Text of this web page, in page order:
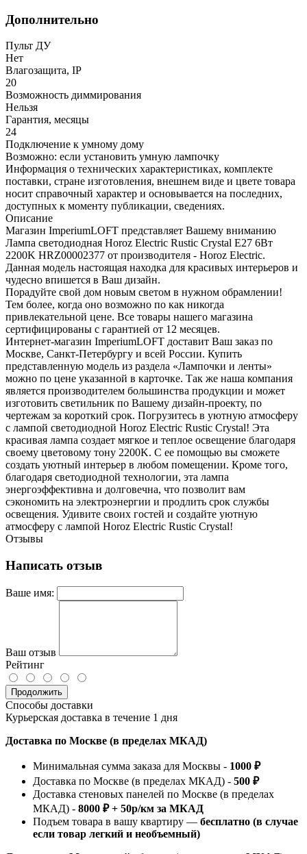
Дополнительно
Пульт ДУ
Нет
Влагозащита, IP
20
Возможность диммирования
Нельзя
Гарантия, месяцы
24
Подключение к умному дому
Возможно: если установить умную лампочку
Информация о технических характеристиках, комплекте
поставки, стране изготовления, внешнем виде и цвете товара
носит справочный характер и основывается на последних,
доступных к моменту публикации, сведениях.
Описание
Магазин ImperiumLOFT представляет Вашему вниманию
Лампа светодиодная Horoz Electric Rustic Crystal E27 6Вт
2200K HRZ00002377 от производителя - Horoz Electric.
Данная модель настоящая находка для красивых интерьеров и
чудесно впишется в Ваш дизайн.
Порадуйте свой дом новым светом в нужном обрамлении!
Тем более, когда оно возможно по как никогда
привлекательной цене. Все товары нашего магазина
сертифицированы с гарантией от 12 месяцев.
Интернет-магазин ImperiumLOFT доставит Ваш заказ по
Москве, Санкт-Петербургу и всей России. Купить
представленную модель из раздела «Лампочки и ленты»
можно по цене указанной в карточке. Так же наша компания
является производителем большинства продукции и может
изготовить светильник по Вашему дизайн-проекту, по
чертежам за короткий срок. Погрузитесь в уютную атмосферу
с лампой светодиодной Horoz Electric Rustic Crystal! Эта
красивая лампа создает мягкое и теплое освещение благодаря
своему цветовому тону 2200K. С ее помощью вы сможете
создать уютный интерьер в любом помещении. Кроме того,
благодаря светодиодной технологии, эта лампа
энергоэффективна и долговечна, что позволит вам
сэкономить на электроэнергии и продлить срок службы
освещения. Удивите своих гостей и создайте уютную
атмосферу с лампой Horoz Electric Rustic Crystal!
Отзывы
Написать отзыв
Ваше имя:
Ваш отзыв
Рейтинг
Продолжить
Способы доставки
Курьерская доставка в течение 1 дня
Доставка по Москве (в пределах МКАД)
Минимальная сумма заказа для Москвы - 1000 ₽
Доставка по Москве (в пределах МКАД) - 500 ₽
Доставка стеновых панелей по Москве (в пределах
МКАД) - 8000 ₽ + 50р/км за МКАД
Подъем товара в вашу квартиру — бесплатно (в случае
если товар легкий и необъемный)